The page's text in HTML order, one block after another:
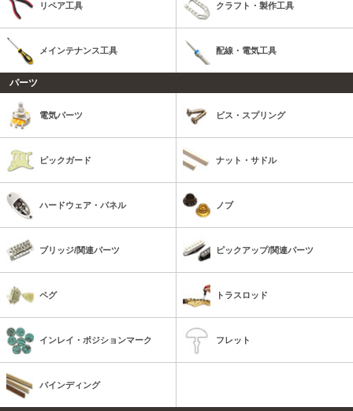
リペア工具 クラフト・製作工具
メインテナンス工具 配線・電気工具
パーツ
電気パーツ ビス・スプリング
ピックガード ナット・サドル
ハードウェア・パネル ノブ
ブリッジ/関連パーツ ピックアップ/関連パーツ
ペグ トラスロッド
インレイ・ポジションマーク フレット
バインディング